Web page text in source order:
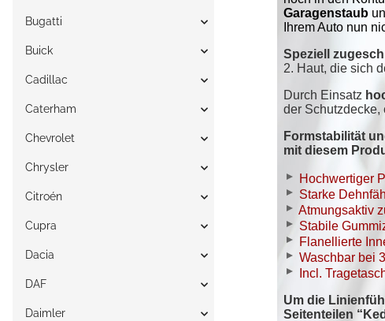
Bugatti
Buick
Cadillac
Caterham
Chevrolet
Chrysler
Citroén
Cupra
Dacia
DAF
Daimler